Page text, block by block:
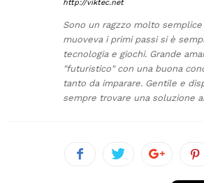
http://viktec.net
Sono un ragzzo molto
muoveva i primi passi si è
tecnologia e giochi. Grande
"futuristico" con una buona
tanto da imparare. Gentile e
sempre trovare una soluzione